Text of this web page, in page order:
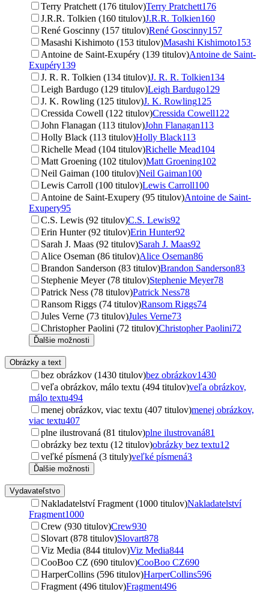
Terry Pratchett (176 titulov)Terry Pratchett176
J.R.R. Tolkien (160 titulov)J.R.R. Tolkien160
René Goscinny (157 titulov)René Goscinny157
Masashi Kishimoto (153 titulov)Masashi Kishimoto153
Antoine de Saint-Exupéry (139 titulov)Antoine de Saint-
Exupéry139
J. R. R. Tolkien (134 titulov)J. R. R. Tolkien134
Leigh Bardugo (129 titulov)Leigh Bardugo129
J. K. Rowling (125 titulov)J. K. Rowling125
Cressida Cowell (122 titulov)Cressida Cowell122
John Flanagan (113 titulov)John Flanagan113
Holly Black (113 titulov)Holly Black113
Richelle Mead (104 titulov)Richelle Mead104
Matt Groening (102 titulov)Matt Groening102
Neil Gaiman (100 titulov)Neil Gaiman100
Lewis Carroll (100 titulov)Lewis Carroll100
Antoine de Saint-Exupery (95 titulov)Antoine de Saint-
Exupery95
C.S. Lewis (92 titulov)C.S. Lewis92
Erin Hunter (92 titulov)Erin Hunter92
Sarah J. Maas (92 titulov)Sarah J. Maas92
Alice Oseman (86 titulov)Alice Oseman86
Brandon Sanderson (83 titulov)Brandon Sanderson83
Stephenie Meyer (78 titulov)Stephenie Meyer78
Patrick Ness (78 titulov)Patrick Ness78
Ransom Riggs (74 titulov)Ransom Riggs74
Jules Verne (73 titulov)Jules Verne73
Christopher Paolini (72 titulov)Christopher Paolini72
Ďalšie možnosti
Obrázky a text
bez obrázkov (1430 titulov)bez obrázkov1430
veľa obrázkov, málo textu (494 titulov)veľa obrázkov,
málo textu494
menej obrázkov, viac textu (407 titulov)menej obrázkov,
viac textu407
plne ilustrovaná (81 titulov)plne ilustrovaná81
obrázky bez textu (12 titulov)obrázky bez textu12
veľké písmená (3 tituly)veľké písmená3
Ďalšie možnosti
Vydavateľstvo
Nakladatelství Fragment (1000 titulov)Nakladatelství
Fragment1000
Crew (930 titulov)Crew930
Slovart (878 titulov)Slovart878
Viz Media (844 titulov)Viz Media844
CooBoo CZ (690 titulov)CooBoo CZ690
HarperCollins (596 titulov)HarperCollins596
Fragment (496 titulov)Fragment496